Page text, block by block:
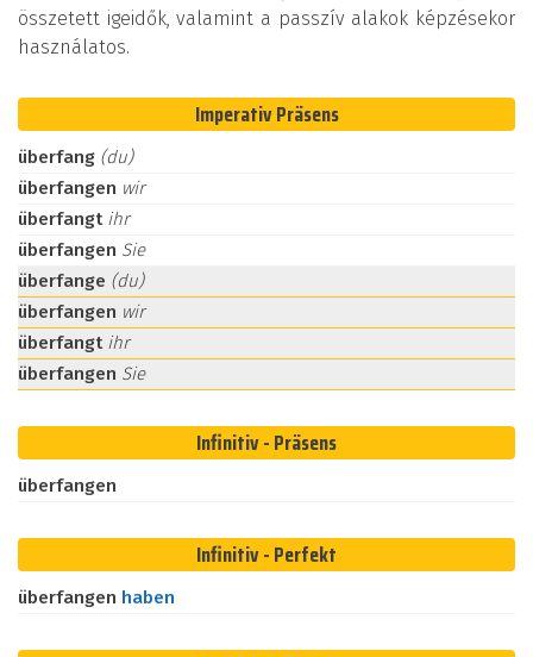
összetett igeidők, valamint a passzív alakok képzésekor
használatos.
Imperativ Präsens
überfang (du)
überfangen wir
überfangt ihr
überfangen Sie
überfange (du)
überfangen wir
überfangt ihr
überfangen Sie
Infinitiv - Präsens
überfangen
Infinitiv - Perfekt
überfangen haben